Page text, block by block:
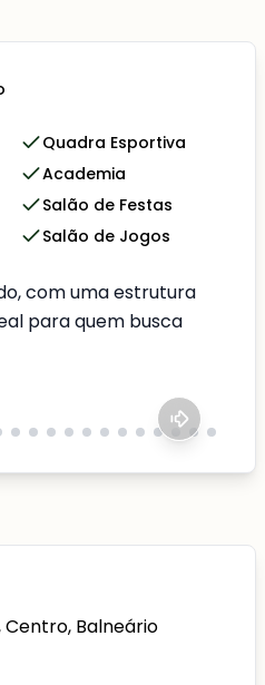
Quadra Esportiva
Academia
Salão de Festas
Salão de Jogos
com uma estrutura
para quem busca
Balneário